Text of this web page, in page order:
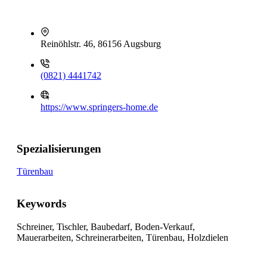
Reinöhlstr. 46, 86156 Augsburg
(0821) 4441742
https://www.springers-home.de
Spezialisierungen
Türenbau
Keywords
Schreiner, Tischler, Baubedarf, Boden-Verkauf,
Mauerarbeiten, Schreinerarbeiten, Türenbau, Holzdielen